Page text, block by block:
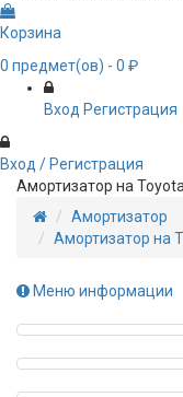
Корзина
0 предмет(ов) - 0 ₽
Вход Регистрация
Вход / Регистрация
Амортизатор на
Амортизатор
Амортизатор на
Меню информации